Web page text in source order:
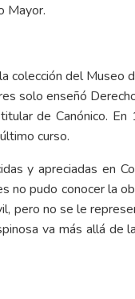
Mayor.
colección del Museo
solo enseñó
de Canónico.
curso.
y apreciadas en
no pudo conocer la
pero no se le
va más allá